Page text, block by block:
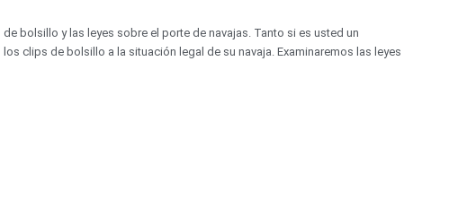
bolsillo y las leyes sobre el porte de navajas. Tanto si es usted un
clips de bolsillo a la situación legal de su navaja. Examinaremos las leyes